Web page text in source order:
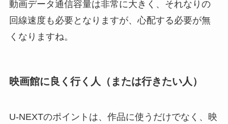
動画データ通信容量は非常に大きく、それなりの
回線速度も必要となりますが、心配する必要が無
くなりますね。
映画館に良く行く人（または行きたい人）
U-NEXTのポイントは、作品に使うだけでなく、映